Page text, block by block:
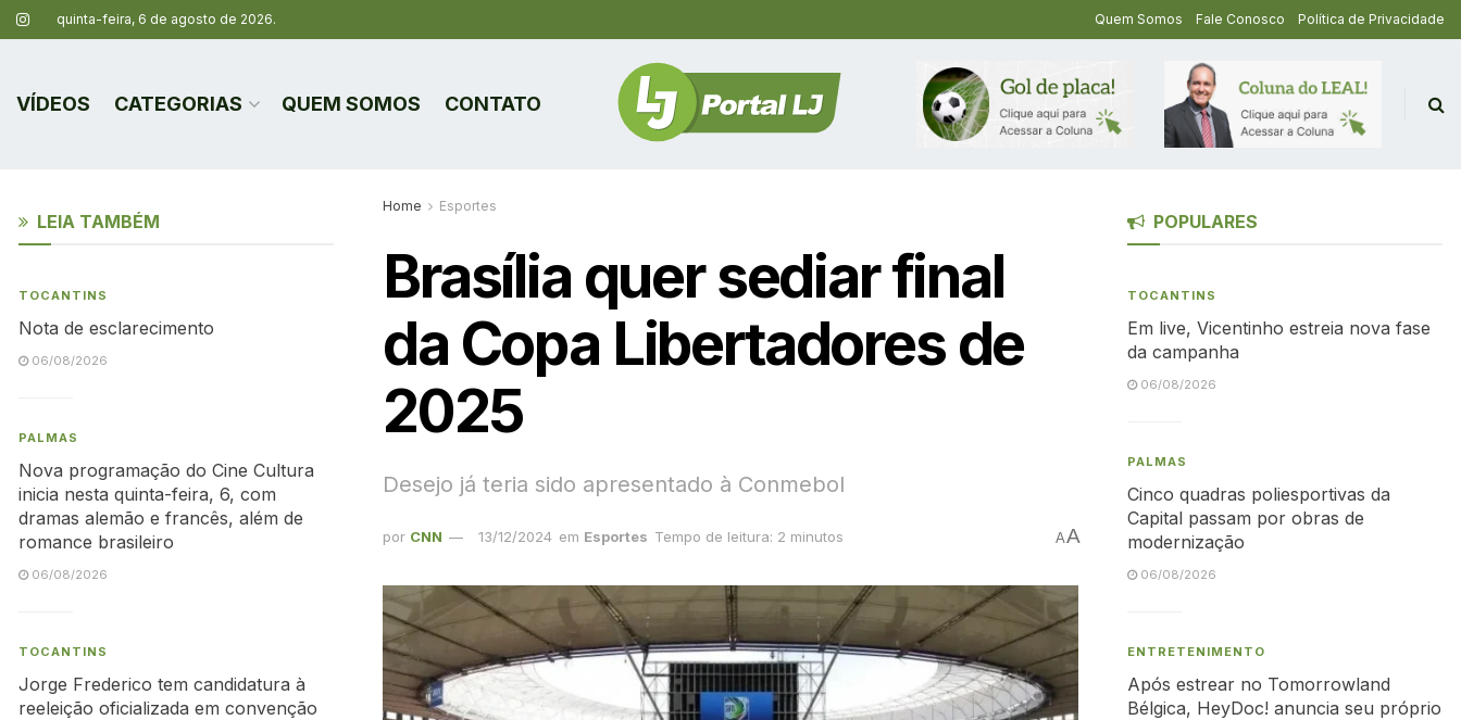
quinta-feira, 6 de agosto de 2026. Quem Somos Fale Conosco Política de Privacidade
VÍDEOS CATEGORIAS QUEM SOMOS CONTATO
Home Esportes
Brasília quer sediar final
da Copa Libertadores de
2025
Desejo já teria sido apresentado à Conmebol
por CNN 13/12/2024 em Esportes Tempo de leitura: 2 minutos AA
LEIA TAMBÉM
TOCANTINS
Nota de esclarecimento
06/08/2026
PALMAS
Nova programação do Cine Cultura
inicia nesta quinta-feira, 6, com
dramas alemão e francês, além de
romance brasileiro
06/08/2026
TOCANTINS
Jorge Frederico tem candidatura à
reeleição oficializada em convenção
POPULARES
TOCANTINS
Em live, Vicentinho estreia nova fase
da campanha
06/08/2026
PALMAS
Cinco quadras poliesportivas da
Capital passam por obras de
modernização
06/08/2026
ENTRETENIMENTO
Após estrear no Tomorrowland
Bélgica, HeyDoc! anuncia seu próprio